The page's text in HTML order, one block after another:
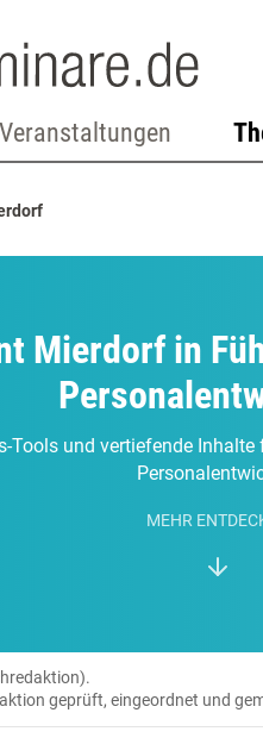
Veranstaltungen
Mierdorf in
Tools und vertiefende
MEHR
geprüft, eingeordnet und